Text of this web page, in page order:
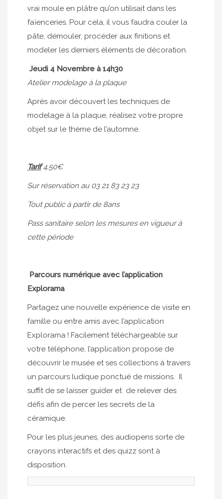
vrai moule en plâtre qu’on utilisait dans les
faïenceries. Pour cela, il vous faudra couler la
pâte, démouler, procéder aux finitions et
modeler les derniers éléments de décoration.
Jeudi 4 Novembre à 14h30
Atelier modelage à la plaque
Après avoir découvert les techniques de
modelage à la plaque, réalisez votre propre
objet sur le thème de l’automne.
Tarif4.50€
Sur réservation au 03 21 83 23 23
Tout public à partir de 8ans
Pass sanitaire selon les mesures en vigueur à
cette période
Parcours numérique avec l’application
Explorama
Partagez une nouvelle expérience de visite en
famille ou entre amis avec l’application
Explorama ! Facilement téléchargeable sur
votre téléphone, l’application propose de
découvrir le musée et ses collections à travers
un parcours ludique ponctué de missions. Il
suffit de se laisser guider et de relever des
défis afin de percer les secrets de la
céramique.
Pour les plus jeunes, des audiopens sorte de
crayons interactifs et des quizz sont à
disposition.